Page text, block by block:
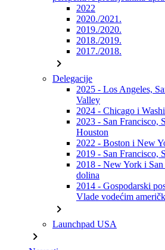
2022
2020./2021.
2019./2020.
2018./2019.
2017./2018.
chevron_right
Delegacije
2025 - Los Angeles,
Valley
2024 - Chicago i
2023 - San Francisco,
Houston
2022 - Boston i New
2019 - San Francisco,
2018 - New York i
dolina
2014 - Gospodarski
Vlade vodećim
chevron_right
Launchpad USA
chevron_right